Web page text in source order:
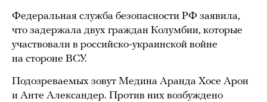
Федеральная служба безопасности РФ заявила,
что задержала двух граждан Колумбии, которые
участвовали в российско-украинской войне
на стороне ВСУ.
Подозреваемых зовут Медина Аранда Хосе Арон
и Анте Александер. Против них возбуждено